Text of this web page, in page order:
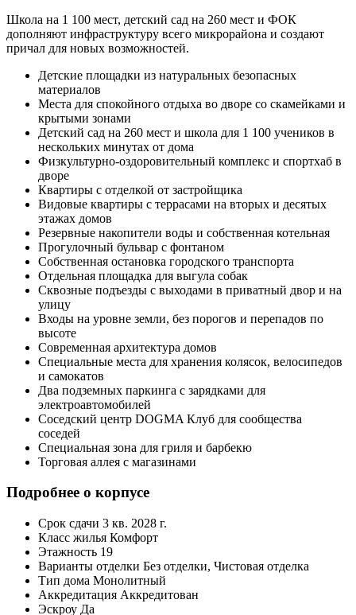
Школа на 1 100 мест, детский сад на 260 мест и ФОК
дополняют инфраструктуру всего микрорайона и создают
причал для новых возможностей.
Детские площадки из натуральных безопасных
материалов
Места для спокойного отдыха во дворе со скамейками и
крытыми зонами
Детский сад на 260 мест и школа для 1 100 учеников в
нескольких минутах от дома
Физкультурно-оздоровительный комплекс и спортхаб в
дворе
Квартиры с отделкой от застройщика
Видовые квартиры с террасами на вторых и десятых
этажах домов
Резервные накопители воды и собственная котельная
Прогулочный бульвар с фонтаном
Собственная остановка городского транспорта
Отдельная площадка для выгула собак
Сквозные подъезды с выходами в приватный двор и на
улицу
Входы на уровне земли, без порогов и перепадов по
высоте
Современная архитектура домов
Специальные места для хранения колясок, велосипедов
и самокатов
Два подземных паркинга с зарядками для
электроавтомобилей
Соседский центр DOGMA Клуб для сообщества
соседей
Специальная зона для гриля и барбекю
Торговая аллея с магазинами
Подробнее о корпусе
Срок сдачи 3 кв. 2028 г.
Класс жилья Комфорт
Этажность 19
Варианты отделки Без отделки, Чистовая отделка
Тип дома Монолитный
Аккредитация Аккредитован
Эскроу Да